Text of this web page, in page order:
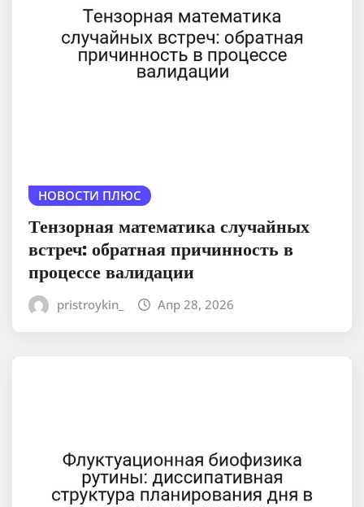
НОВОСТИ ПЛЮС
Тензорная математика случайных
встреч: обратная причинность в
процессе валидации
pristroykin_ Апр 28, 2026